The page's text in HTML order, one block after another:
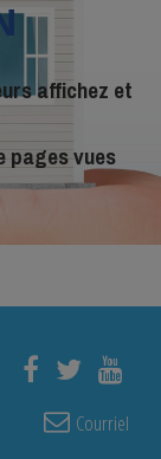
affichez et
pages vues
Courriel